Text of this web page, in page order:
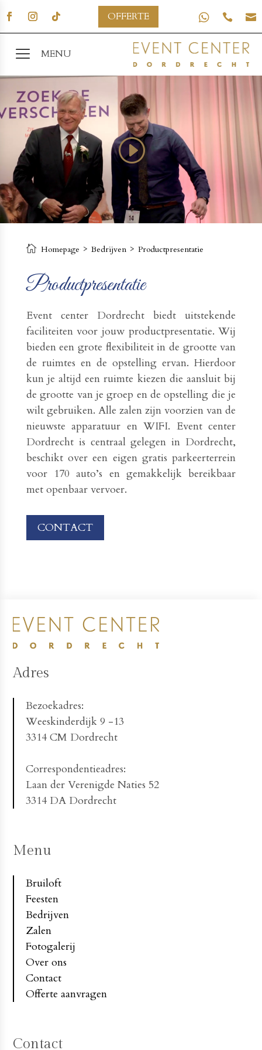
OFFERTE   
MENU
Homepage > Bedrijven> Productpresentatie
Productpresentatie
Event center Dordrecht biedt uitstekende
faciliteiten voor jouw productpresentatie. Wij
bieden een grote flexibiliteit in de grootte van
de ruimtes en de opstelling ervan. Hierdoor
kun je altijd een ruimte kiezen die aansluit bij
de grootte van je groep en de opstelling die je
wilt gebruiken. Alle zalen zijn voorzien van de
nieuwste apparatuur en WIFI. Event center
Dordrecht is centraal gelegen in Dordrecht,
beschikt over een eigen gratis parkeerterrein
voor 170 auto’s en gemakkelijk bereikbaar
met openbaar vervoer.
CONTACT
Adres
Bezoekadres:
Weeskinderdijk 9 -13
3314 CM Dordrecht
Correspondentieadres:
Laan der Verenigde Naties 52
3314 DA Dordrecht
Menu
Bruiloft
Feesten
Bedrijven
Zalen
Fotogalerij
Over ons
Contact
Offerte aanvragen
Contact